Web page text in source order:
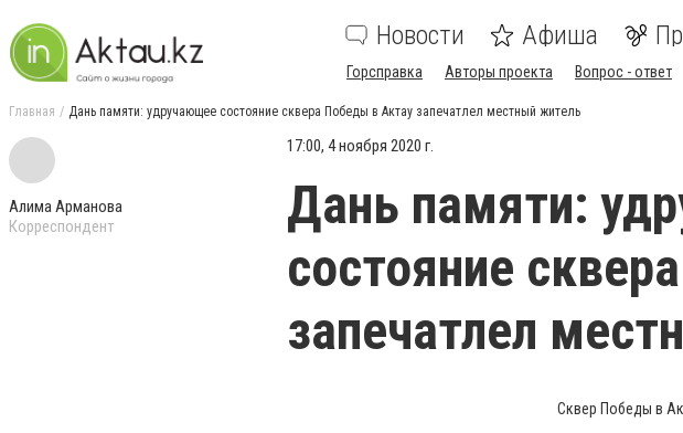
Новости Афиша
Горсправка Авторы проекта Вопрос - ответ
Главная Дань памяти: удручающее состояние сквера Победы в Актау запечатлел местный житель
Алима Арманова
Корреспондент
17:00, 4 ноября 2020 г.
Дань памяти:
состояние
запечатлел
Сквер Победы в